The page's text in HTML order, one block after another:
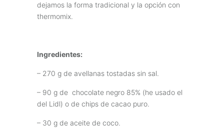
dejamos la forma tradicional y la opción con
thermomix.
Ingredientes:
– 270 g de avellanas tostadas sin sal.
– 90 g de chocolate negro 85% (he usado el
del Lidl) o de chips de cacao puro.
– 30 g de aceite de coco.